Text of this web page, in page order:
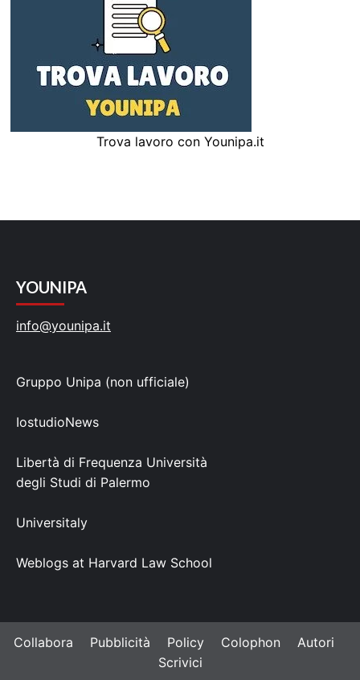
Trova lavoro con Younipa.it
YOUNIPA
info@younipa.it
Gruppo Unipa (non ufficiale)
IostudioNews
Libertà di Frequenza Università
degli Studi di Palermo
Universitaly
Weblogs at Harvard Law School
Collabora Pubblicità Policy Colophon
Autori
Scrivici